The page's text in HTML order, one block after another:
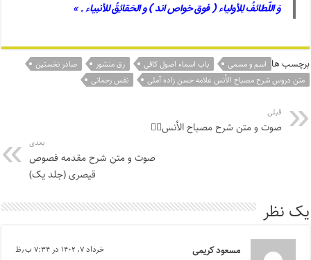
وَ اللّطائفُ لِلأولیاء ( فوق خواص اند ) و الحَقائِقُ للأنبیاء . »
برچسب ها اسم و مسمی باب اسماء اصول کافی رق منشور
صادر نخستین
متن دروس شرح مصباح الأنس علامه حسن زاده آملی
نفس رحمانی
قبلی
صوت و متن شرح مصباح الأنس۶️⃣
بعدی
صوت و متن شرح مقدمه فصوص
قیصری (جلد یک)
یک نظر
مسعود کریمی خرداد ۷, ۱۴۰۲ در ۷:۳۴ ب٫ظ